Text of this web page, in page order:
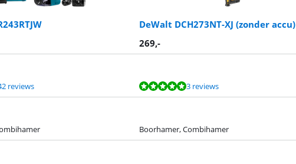
DeWalt DCH273NT-XJ (zonder accu)
269,-
reviews 3 reviews
Boorhamer, Combihamer